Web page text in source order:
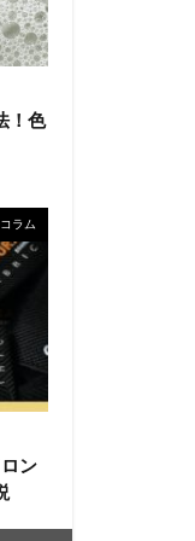
！色
コラム
ン